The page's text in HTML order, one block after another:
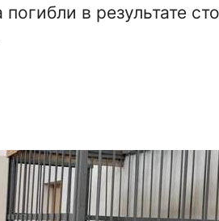
в результате